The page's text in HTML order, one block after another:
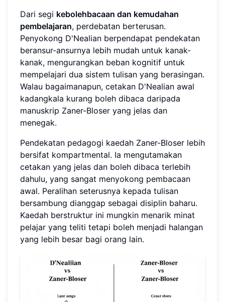
Dari segi kebolehbacaan dan kemudahan
pembelajaran, perdebatan berterusan.
Penyokong D'Nealian berpendapat pendekatan
beransur-ansurnya lebih mudah untuk kanak-
kanak, mengurangkan beban kognitif untuk
mempelajari dua sistem tulisan yang berasingan.
Walau bagaimanapun, cetakan D'Nealian awal
kadangkala kurang boleh dibaca daripada
manuskrip Zaner-Bloser yang jelas dan
menegak.
Pendekatan pedagogi kaedah Zaner-Bloser lebih
bersifat kompartmental. Ia mengutamakan
cetakan yang jelas dan boleh dibaca terlebih
dahulu, yang sangat menyokong pembacaan
awal. Peralihan seterusnya kepada tulisan
bersambung dianggap sebagai disiplin baharu.
Kaedah berstruktur ini mungkin menarik minat
pelajar yang teliti tetapi boleh menjadi halangan
yang lebih besar bagi orang lain.